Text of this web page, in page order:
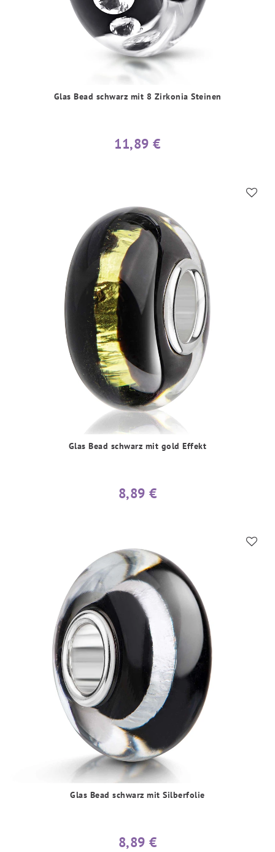
Glas Bead schwarz mit 8 Zirkonia Steinen
11,89 €
Glas Bead schwarz mit gold Effekt
8,89 €
Glas Bead schwarz mit Silberfolie
8,89 €